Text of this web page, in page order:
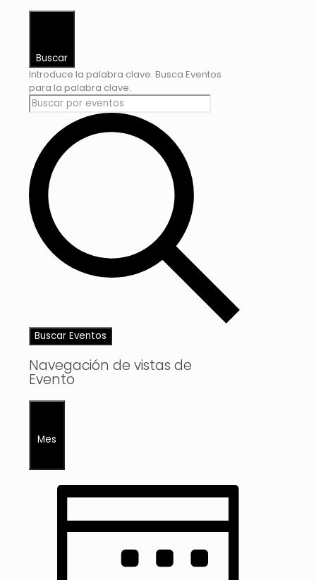
Buscar
Introduce la palabra clave. Busca Eventos
para la palabra clave.
Buscar Eventos
Navegación de vistas de
Evento
Mes